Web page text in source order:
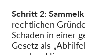
Schritt 2:
rechtlichen
Schaden in einer
Gesetz als